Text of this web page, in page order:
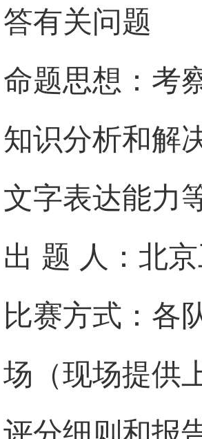
答有关问题
命题思想：考
知识分析和解
文字表达能力
出 题 人：北
比赛方式：各
场（现场提供